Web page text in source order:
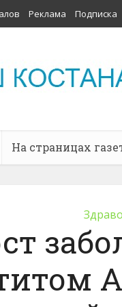
Реклама Подписка
На страницах